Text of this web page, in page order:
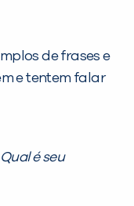
de frases e
e tentem falar
Qual é seu